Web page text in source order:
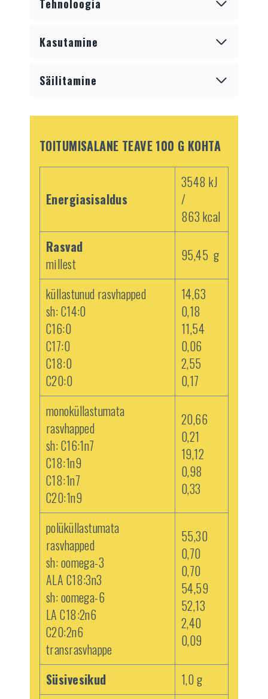
Tehnoloogia
Kasutamine
Säilitamine
TOITUMISALANE TEAVE 100 G KOHTA
Energiasisaldus
3548 kJ
/
863 kcal
Rasvad
millest
95,45 g
küllastunud rasvhapped
sh: C14:0
C16:0
C17:0
C18:0
C20:0
14,63
0,18
11,54
0,06
2,55
0,17
monoküllastumata
rasvhapped
sh: C16:1n7
C18:1n9
C18:1n7
C20:1n9
20,66
0,21
19,12
0,98
0,33
polüküllastumata
rasvhapped
sh: oomega-3
ALA C18:3n3
sh: oomega-6
LA C18:2n6
C20:2n6
transrasvhappe
55,30
0,70
0,70
54,59
52,13
2,40
0,09
Süsivesikud
1,0 g